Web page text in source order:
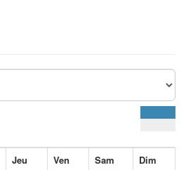
Jeu Ven Sam
Dim